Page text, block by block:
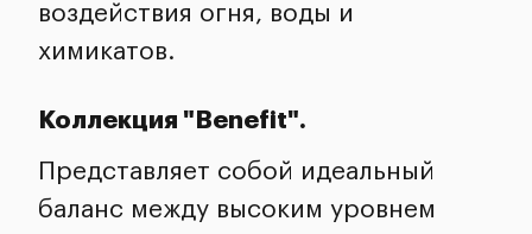
воздействия огня, воды и
химикатов.
Коллекция "Benefit".
Представляет собой идеальный
баланс между высоким уровнем